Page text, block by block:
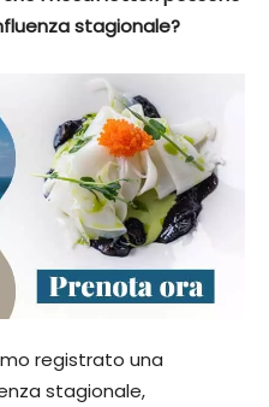
stagionale?
registrato una
stagionale,